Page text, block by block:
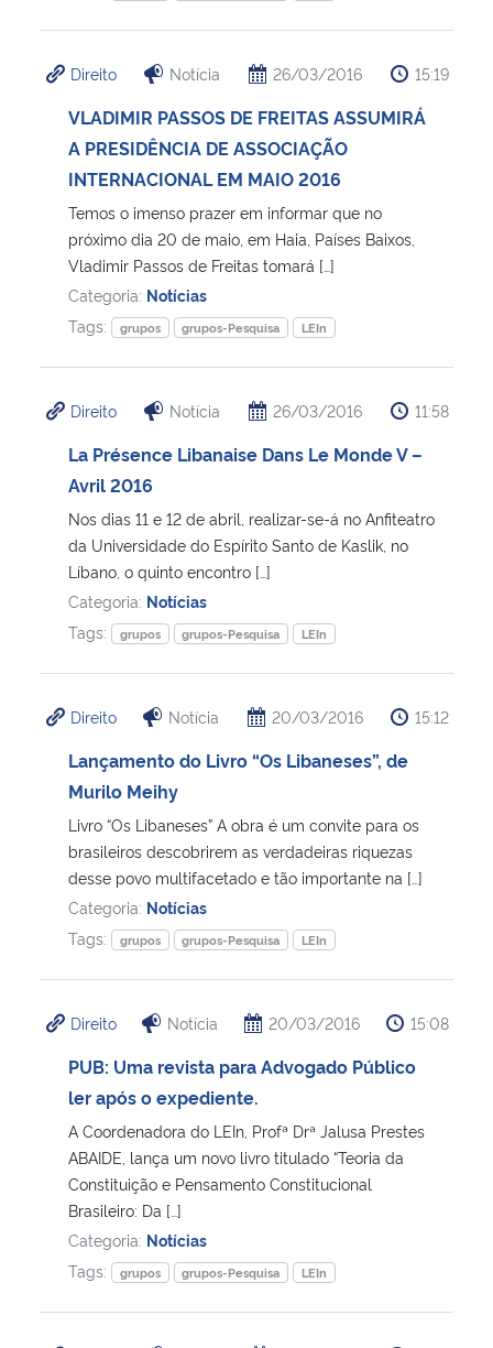
Direito Notícia 26/03/2016 15:19
VLADIMIR PASSOS DE FREITAS ASSUMIRÁ
A PRESIDÊNCIA DE ASSOCIAÇÃO
INTERNACIONAL EM MAIO 2016
Temos o imenso prazer em informar que no
próximo dia 20 de maio, em Haia, Países Baixos,
Vladimir Passos de Freitas tomará […]
Categoria: Notícias
Tags:
grupos grupos-Pesquisa LEIn
Direito Notícia 26/03/2016 11:58
La Présence Libanaise Dans Le Monde V –
Avril 2016
Nos dias 11 e 12 de abril, realizar-se-á no Anfiteatro
da Universidade do Espírito Santo de Kaslik, no
Líbano, o quinto encontro […]
Categoria: Notícias
Tags:
grupos grupos-Pesquisa LEIn
Direito Notícia 20/03/2016 15:12
Lançamento do Livro “Os Libaneses”, de
Murilo Meihy
Livro “Os Libaneses” A obra é um convite para os
brasileiros descobrirem as verdadeiras riquezas
desse povo multifacetado e tão importante na […]
Categoria: Notícias
Tags:
grupos grupos-Pesquisa LEIn
Direito Notícia 20/03/2016 15:08
PUB: Uma revista para Advogado Público
ler após o expediente.
A Coordenadora do LEIn, Profª Drª Jalusa Prestes
ABAIDE, lança um novo livro titulado “Teoria da
Constituição e Pensamento Constitucional
Brasileiro: Da […]
Categoria: Notícias
Tags:
grupos grupos-Pesquisa LEIn